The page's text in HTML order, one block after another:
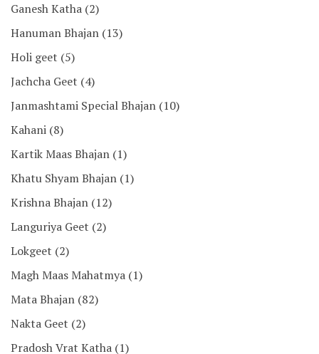
Ganesh Katha (2)
Hanuman Bhajan (13)
Holi geet (5)
Jachcha Geet (4)
Janmashtami Special Bhajan (10)
Kahani (8)
Kartik Maas Bhajan (1)
Khatu Shyam Bhajan (1)
Krishna Bhajan (12)
Languriya Geet (2)
Lokgeet (2)
Magh Maas Mahatmya (1)
Mata Bhajan (82)
Nakta Geet (2)
Pradosh Vrat Katha (1)